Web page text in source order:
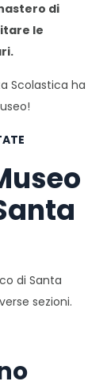
di
le
Scolastica ha
di Santa
sezioni.